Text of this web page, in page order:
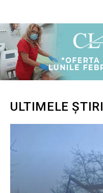
ULTIMELE ȘTIRI